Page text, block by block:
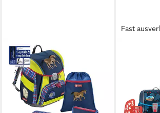
STEP BY STEP
Schulranzen Touch DIN (5tlg.,
inkl. Tunrbeutel,
Federmäppchen, Geldbörse
und Schlamperrolle)
109,99 € UVP 209,00 €
Fast
„Tractor
(6-teilig, 9-
239,99 €
-25%